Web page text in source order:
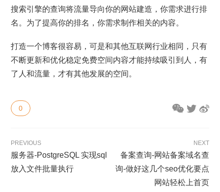
搜索引擎的查询将流量导向你的网站建造，你需求进行排
名。为了提高你的排名，你需求制作相关的内容。
打造一个博客很容易，可是和其他互联网行业相同，只有
不断更新和优化稳定免费空间内容才能持续吸引到人，有
了人和流量，才有其他发展的空间。
0
PREVIOUS
服务器-PostgreSQL 实现sql
放入文件批量执行
NEXT
备案查询-网站备案域名查
询-做好这几个seo优化要点
网站轻松上首页